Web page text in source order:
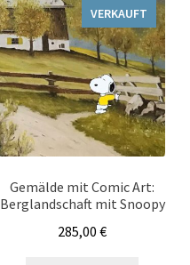
VERKAUFT
Gemälde mit Comic Art:
Berglandschaft mit Snoopy
285,00€